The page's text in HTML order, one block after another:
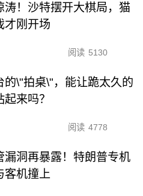
涛！沙特摆开大棋局，猫
才刚开场
阅读 5130
的\"拍桌\"，能让跪太久的
来吗？
阅读 4778
漏洞再暴露！特朗普专机
客机撞上